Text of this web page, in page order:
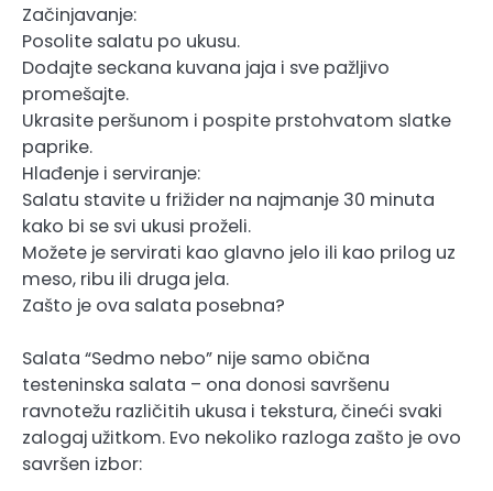
Začinjavanje:
Posolite salatu po ukusu.
Dodajte seckana kuvana jaja i sve pažljivo
promešajte.
Ukrasite peršunom i pospite prstohvatom slatke
paprike.
Hlađenje i serviranje:
Salatu stavite u frižider na najmanje 30 minuta
kako bi se svi ukusi proželi.
Možete je servirati kao glavno jelo ili kao prilog uz
meso, ribu ili druga jela.
Zašto je ova salata posebna?
Salata “Sedmo nebo” nije samo obična
testeninska salata – ona donosi savršenu
ravnotežu različitih ukusa i tekstura, čineći svaki
zalogaj užitkom. Evo nekoliko razloga zašto je ovo
savršen izbor: